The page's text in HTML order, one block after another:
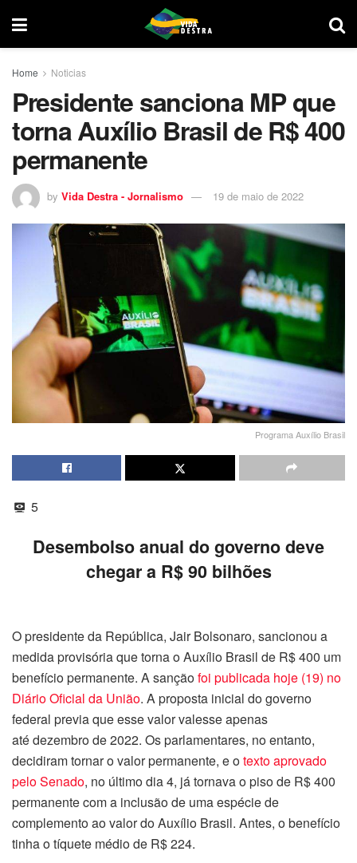
Home Noticias
Presidente sanciona MP que
torna Auxílio Brasil de R$ 400
permanente
by Vida Destra - Jornalismo 19 de maio de 2022
Programa Auxílio Brasil
5
Desembolso anual do governo deve
chegar a R$ 90 bilhões
O presidente da República, Jair Bolsonaro, sancionou a
medida provisória que torna o Auxílio Brasil de R$ 400 um
benefício permanente. A sançãofoi publicada hoje (19) no
Diário Oficial da União. A proposta inicial do governo
federal previa que esse valor valesse apenas
até dezembro de 2022. Os parlamentares, no entanto,
decidiram tornar o valor permanente, e otexto aprovado
pelo Senado, no último dia 4, já tornava o piso de R$ 400
permanente com a inclusão de uma espécie de
complemento ao valor do Auxílio Brasil. Antes, o benefício
tinha o tíquete médio de R$ 224.